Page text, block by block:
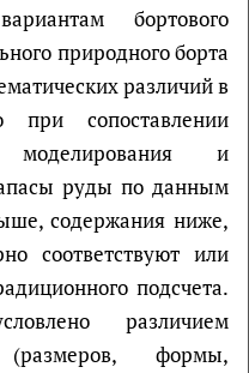
бортового
природного борта
различий в
при сопоставлении
моделирования и
руды по данным
содержания ниже,
соответствуют или
подсчета.
различием
формы,